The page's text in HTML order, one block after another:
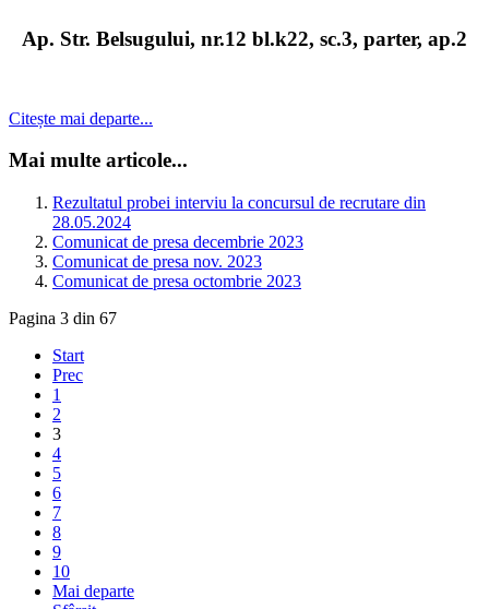
Ap. Str. Belsugului, nr.12 bl.k22, sc.3, parter, ap.2
Citește mai departe...
Mai multe articole...
Rezultatul probei interviu la concursul de recrutare din
28.05.2024
Comunicat de presa decembrie 2023
Comunicat de presa nov. 2023
Comunicat de presa octombrie 2023
Pagina 3 din 67
Start
Prec
1
2
3
4
5
6
7
8
9
10
Mai departe